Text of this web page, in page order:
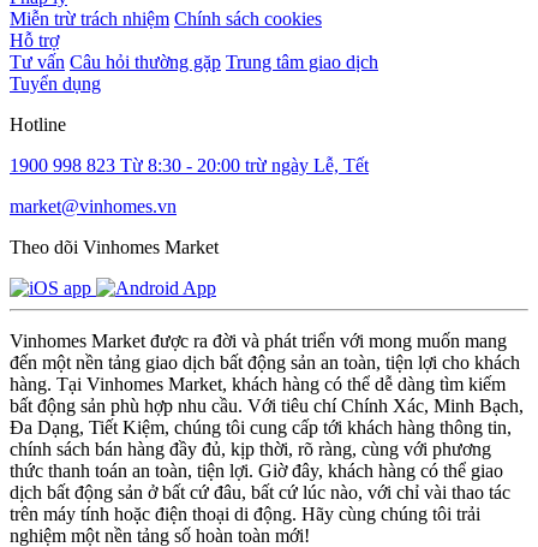
Miễn trừ trách nhiệm Chính sách cookies
Hỗ trợ
Tư vấn Câu hỏi thường gặp Trung tâm giao dịch
Tuyển dụng
Hotline
1900 998 823 Từ 8:30 - 20:00 trừ ngày Lễ, Tết
market@vinhomes.vn
Theo dõi Vinhomes Market
Vinhomes Market được ra đời và phát triển với mong muốn mang
đến một nền tảng giao dịch bất động sản an toàn, tiện lợi cho khách
hàng. Tại Vinhomes Market, khách hàng có thể dễ dàng tìm kiếm
bất động sản phù hợp nhu cầu. Với tiêu chí Chính Xác, Minh Bạch,
Đa Dạng, Tiết Kiệm, chúng tôi cung cấp tới khách hàng thông tin,
chính sách bán hàng đầy đủ, kịp thời, rõ ràng, cùng với phương
thức thanh toán an toàn, tiện lợi. Giờ đây, khách hàng có thể giao
dịch bất động sản ở bất cứ đâu, bất cứ lúc nào, với chỉ vài thao tác
trên máy tính hoặc điện thoại di động. Hãy cùng chúng tôi trải
nghiệm một nền tảng số hoàn toàn mới!